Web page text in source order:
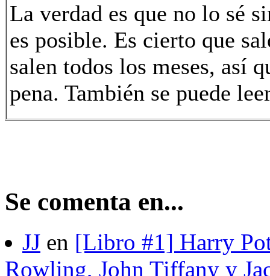
La verdad es que no lo sé
es posible. Es cierto que
salen todos los meses, así
pena. También se puede
Se comenta en...
JJ en [Libro #1] Harry
Rowling, John Tiffany y